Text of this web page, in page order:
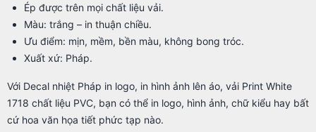
Ép được trên mọi chất liệu vải.
Màu: trắng – in thuận chiều.
Ưu điểm: mịn, mềm, bền màu, không bong tróc.
Xuất xứ: Pháp.
Với Decal nhiệt Pháp in logo, in hình ảnh lên áo, vải Print White
1718 chất liệu PVC, bạn có thể in logo, hình ảnh, chữ kiểu hay bất
cứ hoa văn họa tiết phức tạp nào.